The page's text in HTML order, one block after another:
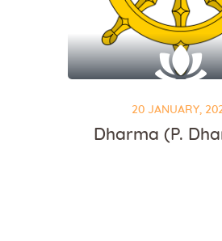
20 JANUARY,
Dharma (P.